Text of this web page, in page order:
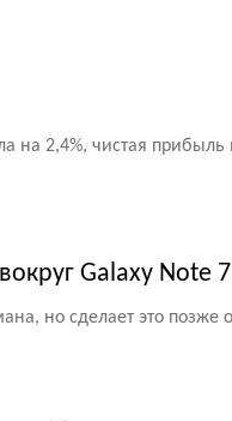
на 2,4%, чистая прибыль
Galaxy Note 7
но сделает это позже